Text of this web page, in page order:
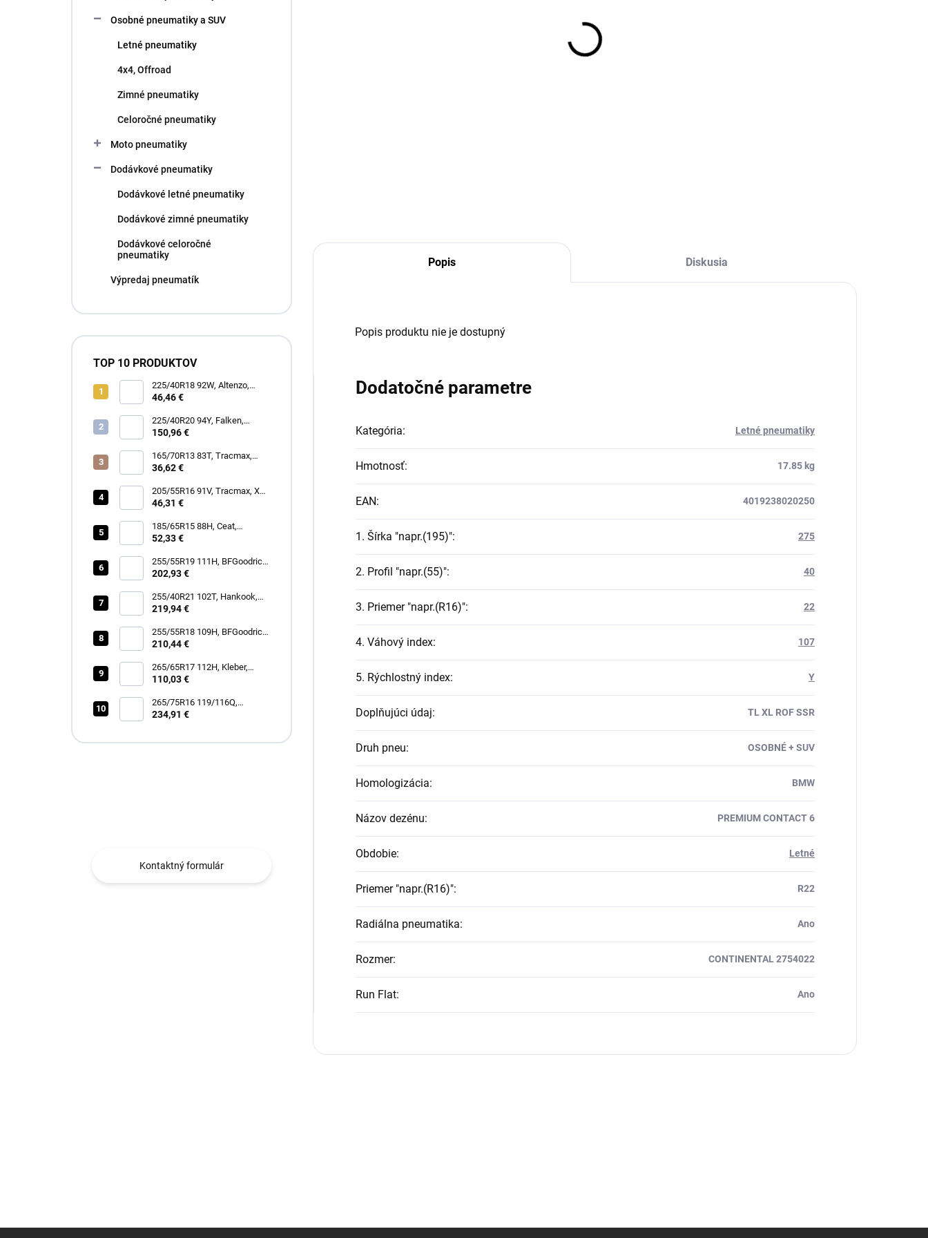
Osobné pneumatiky a SUV
Letné pneumatiky
4x4, Offroad
Zimné pneumatiky
Celoročné pneumatiky
Moto pneumatiky
Dodávkové pneumatiky
Dodávkové letné pneumatiky
Dodávkové zimné pneumatiky
Dodávkové celoročné
pneumatiky
Výpredaj pneumatík
TOP 10 PRODUKTOV
225/40R18 92W, Altenzo,
SPORTS COMFORTER
46,46 €
225/40R20 94Y, Falken,
AZENIS FK520
150,96 €
165/70R13 83T, Tracmax,
TRAC SAVER A/S
36,62 €
205/55R16 91V, Tracmax, X
PRIVILO S-130
46,31 €
185/65R15 88H, Ceat,
ECODRIVE
52,33 €
255/55R19 111H, BFGoodrich,
TRAIL-TERRAIN T/A
202,93 €
255/40R21 102T, Hankook,
IK01A iON EVO SUV
219,94 €
255/55R18 109H, BFGoodrich,
TRAIL-TERRAIN T/A
210,44 €
265/65R17 112H, Kleber,
DYNAXER HP5 SUV
110,03 €
265/75R16 119/116Q,
Goodyear, WRANGLER
234,91 €
Kontaktný formulár
Popis Diskusia
Popis produktu nie je dostupný
Dodatočné parametre
Kategória: Letné pneumatiky
Hmotnosť: 17.85 kg
EAN: 4019238020250
1. Šírka "napr.(195)": 275
2. Profil "napr.(55)": 40
3. Priemer "napr.(R16)": 22
4. Váhový index: 107
5. Rýchlostný index: Y
Doplňujúci údaj: TL XL ROF SSR
Druh pneu: OSOBNÉ + SUV
Homologizácia: BMW
Názov dezénu: PREMIUM CONTACT 6
Obdobie: Letné
Priemer "napr.(R16)": R22
Radiálna pneumatika: Ano
Rozmer: CONTINENTAL 2754022
Run Flat: Ano